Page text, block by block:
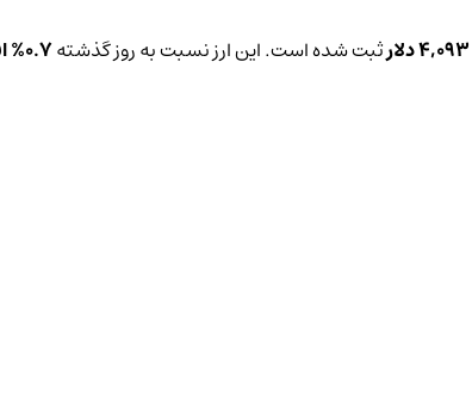
4,093 دلار ثبت شده است. این ارز نسبت به روز گذشته0.7%